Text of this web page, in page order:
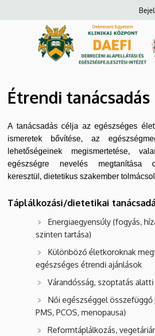
tanácsadás
Alapellátási
Egészségfejlesztési
Intézet
a
fiók
Étrendi tanácsadás
A tanácsadás célja az egészséges
ismeretek bővítése, az
lehetőségeinek megismertetése,
egészségre nevelés megtanítása
keresztül, dietetikus szakember
Táplálkozási/dietetikai
Energiaegyensúly (fogyás,
szinten tartása)
Különböző életkoroknak
egészséges étrendi ajánlások
Várandósság, szoptatás
Női egészséggel összefüggő
PMS, PCOS, menopausa)
Reformtáplálkozás,